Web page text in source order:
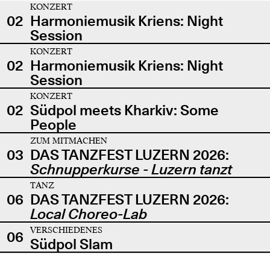
02
KONZERT
Harmoniemusik Kriens: Night
Session
02
KONZERT
Harmoniemusik Kriens: Night
Session
02
KONZERT
Südpol meets Kharkiv: Some
People
03
ZUM MITMACHEN
DAS TANZFEST LUZERN 2026:
Schnupperkurse - Luzern tanzt
06
TANZ
DAS TANZFEST LUZERN 2026:
Local Choreo-Lab
06
VERSCHIEDENES
Südpol Slam